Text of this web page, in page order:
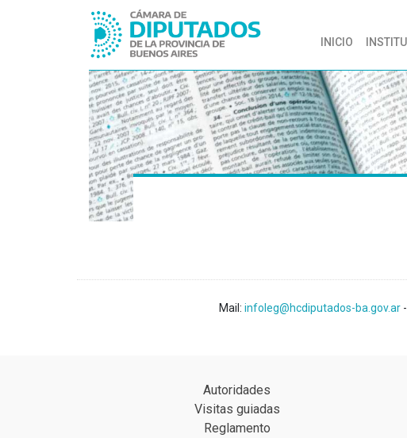
INICIO
Mail: infoleg@hcdiputados-ba.gov.ar
Autoridades
Visitas guiadas
Reglamento